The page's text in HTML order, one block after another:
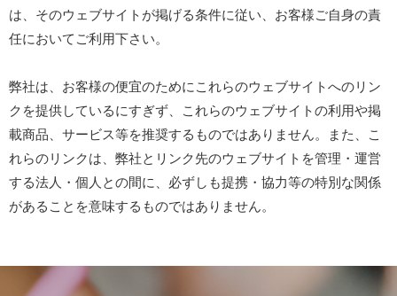
は、そのウェブサイトが掲げる条件に従い、お客様ご自身の責
任においてご利用下さい。
弊社は、お客様の便宜のためにこれらのウェブサイトへのリン
クを提供しているにすぎず、これらのウェブサイトの利用や掲
載商品、サービス等を推奨するものではありません。また、こ
れらのリンクは、弊社とリンク先のウェブサイトを管理・運営
する法人・個人との間に、必ずしも提携・協力等の特別な関係
があることを意味するものではありません。